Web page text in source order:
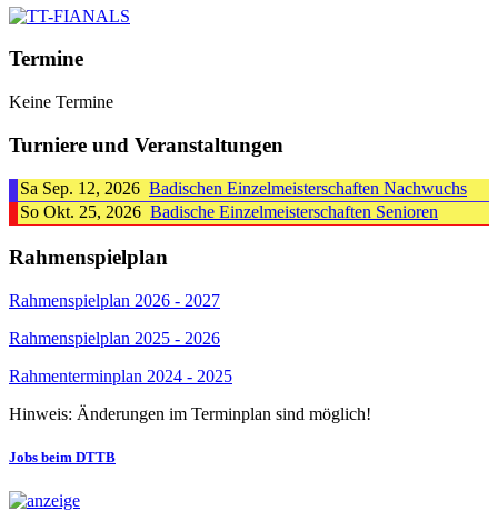
Termine
Keine Termine
Turniere und Veranstaltungen
Sa Sep. 12, 2026 Badischen Einzelmeisterschaften Nachwuchs
So Okt. 25, 2026 Badische Einzelmeisterschaften Senioren
Rahmenspielplan
Rahmenspielplan 2026 - 2027
Rahmenspielplan 2025 - 2026
Rahmenterminplan 2024 - 2025
Hinweis: Änderungen im Terminplan sind möglich!
Jobs beim DTTB